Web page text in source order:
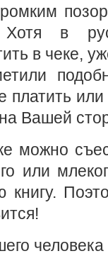
в
в чеке,
платить
Вашей
можно
или
книгу.
человека